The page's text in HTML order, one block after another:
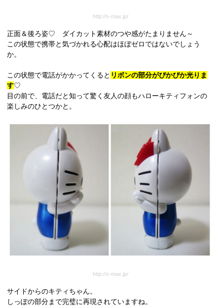
http://s-max.jp/
正面＆後ろ姿♡ ダイカット素材のつや感がたまりません～
この状態で携帯と気づかれる心配はほぼゼロではないでしょう
か。
この状態で電話がかかってくると リボンの部分がぴかぴか光りま
す♡
目の前で、電話だと知って驚く友人の顔もハローキティフォンの
楽しみのひとつかと。
http://s-max.jp/
サイドからのキティちゃん。
しっぽの部分まで完璧に再現されていますね。